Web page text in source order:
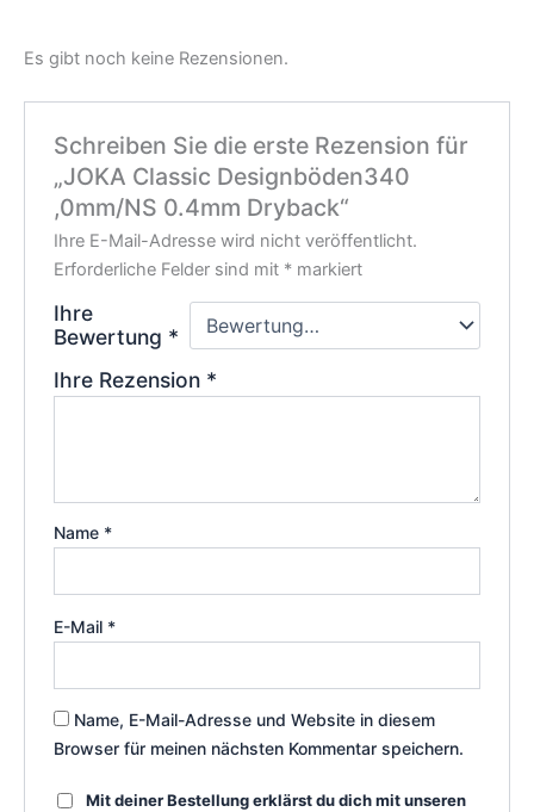
Es gibt noch keine Rezensionen.
Schreiben Sie die erste Rezension für
„JOKA Classic Designböden340
,0mm/NS 0.4mm Dryback“
Ihre E-Mail-Adresse wird nicht veröffentlicht.
Erforderliche Felder sind mit * markiert
Ihre
Bewertung *
Ihre Rezension *
Name *
E-Mail *
Name, E-Mail-Adresse und Website in diesem
Browser für meinen nächsten Kommentar speichern.
Mit deiner Bestellung erklärst du dich mit unseren